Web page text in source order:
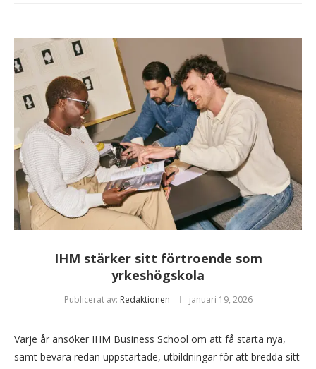
IHM stärker sitt förtroende som
yrkeshögskola
Publicerat av: Redaktionen januari 19, 2026
Varje år ansöker IHM Business School om att få starta nya,
samt bevara redan uppstartade, utbildningar för att bredda sitt